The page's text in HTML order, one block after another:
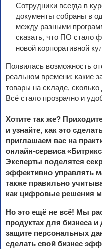
Сотрудники всегда в
документы собраны в
между разными
сказать, что ПО стало
новой корпоративной
Появилась возможность
реальном времени: какие
товары на складе,
Всё стало прозрачно и
Хотите так же?
и узнайте, как это
приглашаем вас на
онлайн-сервиса
Эксперты поделятся
эффективно управлять
также правильно
как цифровые решения
Но это ещё не всё! Мы
продуктах для бизнеса
защите персональных
сделать свой бизнес